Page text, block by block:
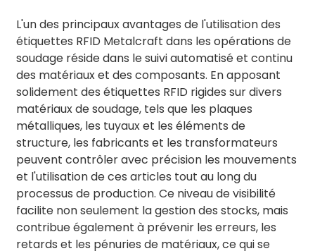
L'un des principaux avantages de l'utilisation des
étiquettes RFID Metalcraft dans les opérations de
soudage réside dans le suivi automatisé et continu
des matériaux et des composants. En apposant
solidement des étiquettes RFID rigides sur divers
matériaux de soudage, tels que les plaques
métalliques, les tuyaux et les éléments de
structure, les fabricants et les transformateurs
peuvent contrôler avec précision les mouvements
et l'utilisation de ces articles tout au long du
processus de production. Ce niveau de visibilité
facilite non seulement la gestion des stocks, mais
contribue également à prévenir les erreurs, les
retards et les pénuries de matériaux, ce qui se